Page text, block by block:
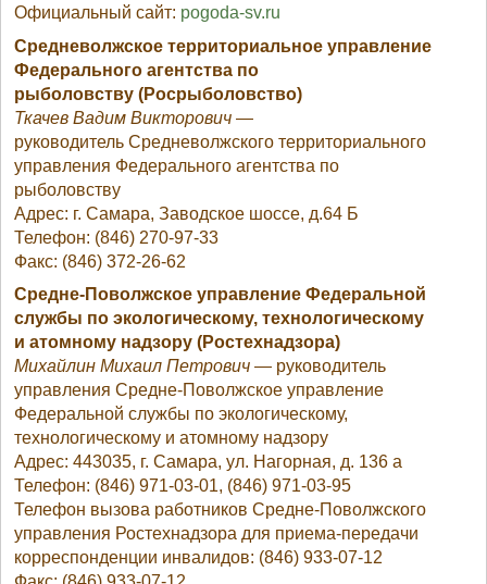
Официальный сайт: pogoda-sv.ru
Средневолжское территориальное управление
Федерального агентства по
рыболовству (Росрыболовство)
Ткачев Вадим Викторович —
руководитель Средневолжского территориального
управления Федерального агентства по
рыболовству
Адрес: г. Самара, Заводское шоссе, д.64 Б
Телефон: (846) 270-97-33
Факс: (846) 372-26-62
Средне-Поволжское управление Федеральной
службы по экологическому, технологическому
и атомному надзору (Ростехнадзора)
Михайлин Михаил Петрович — руководитель
управления Средне-Поволжское управление
Федеральной службы по экологическому,
технологическому и атомному надзору
Адрес: 443035, г. Самара, ул. Нагорная, д. 136 а
Телефон: (846) 971-03-01, (846) 971-03-95
Телефон вызова работников Средне-Поволжского
управления Ростехнадзора для приема-передачи
корреспонденции инвалидов: (846) 933-07-12